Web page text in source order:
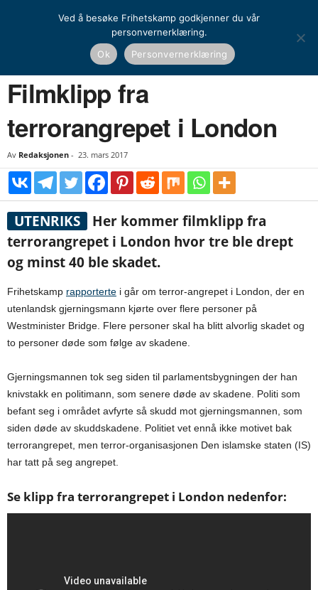
Filmklipp fra terrorangrepet i London
Filmklipp fra
terrorangrepet i London
Av Redaksjonen - 23. mars 2017
UTENRIKS
Her kommer filmklipp fra
terrorangrepet i London hvor tre ble drept
og minst 40 ble skadet.
Frihetskamp rapporterte i går om terror-angrepet i London, der en
utenlandsk gjerningsmann kjørte over flere personer på
Westminister Bridge. Flere personer skal ha blitt alvorlig skadet og
to personer døde som følge av skadene.
Gjerningsmannen tok seg siden til parlamentsbygningen der han
knivstakk en politimann, som senere døde av skadene. Politi som
befant seg i området avfyrte så skudd mot gjerningsmannen, som
siden døde av skuddskadene. Politiet vet ennå ikke motivet bak
terrorangrepet, men terror-organisasjonen Den islamske staten (IS)
har tatt på seg angrepet.
Se klipp fra terrorangrepet i London nedenfor:
Ved å besøke Frihetskamp godkjenner du vår
personvernerklæring.
Ok
Personvernerklæring